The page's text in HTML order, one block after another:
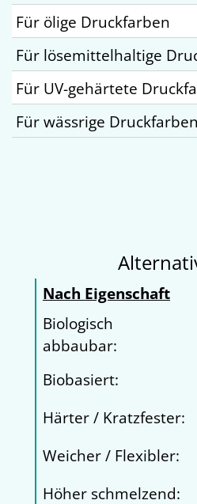
Für ölige Druckfarben
Für lösemittelhaltige
Für UV-gehärtete
Für wässrige Druckfarben
Nach Eigenschaft
Biologisch
abbaubar:
Biobasiert:
Härter / Kratzfester:
Weicher / Flexibler:
Höher schmelzend: